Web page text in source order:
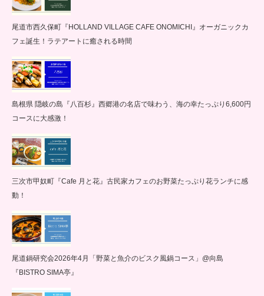
尾道市西久保町『HOLLAND VILLAGE CAFE ONOMICHI』オーガニックカ
フェ誕生！ラテアートに癒される時間
島根県 隠岐の島『八百杉』西郷港の名店で味わう、海の幸たっぷり6,600円
コースに大感激！
三次市甲奴町『Cafe 月と花』古民家カフェのお野菜たっぷり花ランチに感
動！
尾道鍋研究会2026年4月「野菜と魚介のビスク風鍋コース」@向島
『BISTRO SIMA亭』